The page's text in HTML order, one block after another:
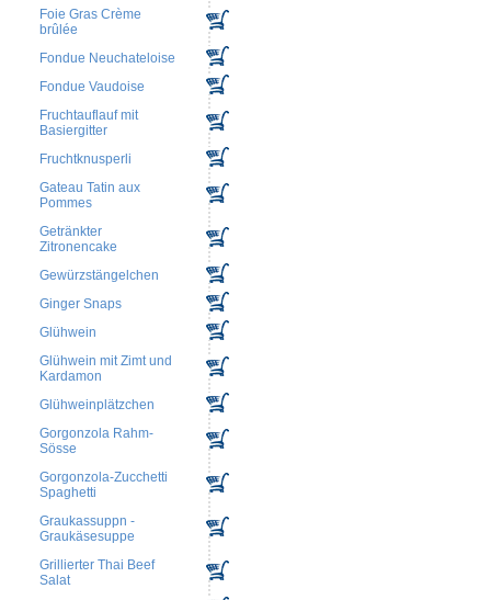
Foie Gras Crème
brûlée
Fondue Neuchateloise
Fondue Vaudoise
Fruchtauflauf mit
Basiergitter
Fruchtknusperli
Gateau Tatin aux
Pommes
Getränkter
Zitronencake
Gewürzstängelchen
Ginger Snaps
Glühwein
Glühwein mit Zimt und
Kardamon
Glühweinplätzchen
Gorgonzola Rahm-
Sösse
Gorgonzola-Zucchetti
Spaghetti
Graukassuppn -
Graukäsesuppe
Grillierter Thai Beef
Salat